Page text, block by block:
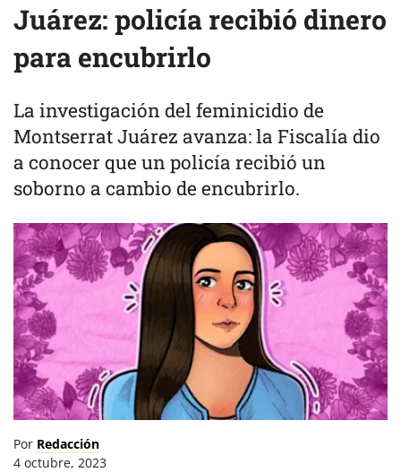
Juárez: policía recibió dinero
para encubrirlo
La investigación del feminicidio de
Montserrat Juárez avanza: la Fiscalía dio
a conocer que un policía recibió un
soborno a cambio de encubrirlo.
Por Redacción
4 octubre, 2023